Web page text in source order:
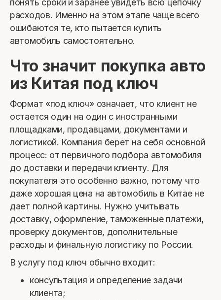
понять сроки и заранее увидеть всю цепочку
расходов. Именно на этом этапе чаще всего
ошибаются те, кто пытается купить
автомобиль самостоятельно.
Что значит покупка авто
из Китая под ключ
Формат «под ключ» означает, что клиент не
остается один на один с иностранными
площадками, продавцами, документами и
логистикой. Компания берет на себя основной
процесс: от первичного подбора автомобиля
до доставки и передачи клиенту. Для
покупателя это особенно важно, потому что
даже хорошая цена на автомобиль в Китае не
дает полной картины. Нужно учитывать
доставку, оформление, таможенные платежи,
проверку документов, дополнительные
расходы и финальную логистику по России.
В услугу под ключ обычно входит:
консультация и определение задачи
клиента;